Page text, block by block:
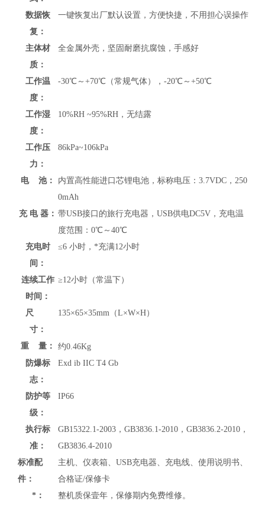
数据恢
复：
一键恢复出厂默认设置，方便快捷，不用担心误操作
主体材
质：
全金属外壳，坚固耐磨抗腐蚀，手感好
工作温
度：
-30℃～+70℃（常规气体），-20℃～+50℃
工作湿
度：
10%RH ~95%RH，无结露
工作压
力：
86kPa~106kPa
电 池：
内置高性能进口芯锂电池，标称电压：3.7VDC，250
0mAh
充 电 器： 带USB接口的旅行充电器，USB供电DC5V，充电温
度范围：0℃～40℃
充电时
间：
≤6 小时，*充满12小时
连续工作
时间：
≥12小时（常温下）
尺
寸：
135×65×35mm（L×W×H）
重 量：
约0.46Kg
防爆标
志：
Exd ib IIC T4 Gb
防护等
级：
IP66
执行标
准：
GB15322.1-2003，GB3836.1-2010，GB3836.2-2010，
GB3836.4-2010
标准配
件：
主机、仪表箱、USB充电器、充电线、使用说明书、
合格证/保修卡
*：
整机质保壹年，保修期内免费维修。